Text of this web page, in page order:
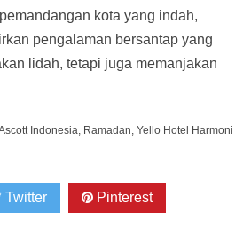
kota yang indah,
pengalaman bersantap yang
lidah, tetapi juga memanjakan
Indonesia, Ramadan, Yello Hotel Harmoni
Twitter Pinterest